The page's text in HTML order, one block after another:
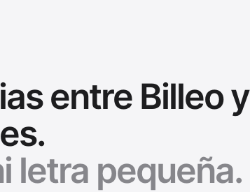
entre Billeo y
letra pequeña.